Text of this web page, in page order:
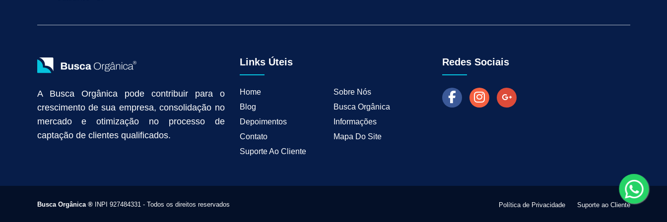
Anunciar na Internet
Captar Clientes Criação de Site para Indústria Marketing de Busca Industrial Marketing Industrial B2B Marketing para Empresas
Como Fazer Industria Vender Mais
A Busca Orgânica pode contribuir para o
crescimento de sua empresa, consolidação no
mercado e otimização no processo de
captação de clientes qualificados.
Links Úteis
Home
Sobre Nós
Blog
Busca Orgânica
Depoimentos
Informações
Contato
Mapa Do Site
Suporte Ao Cliente
Redes Sociais
Busca Orgânica ®INPI 927484331 - Todos os direitos reservados Política de Privacidade Suporte ao Cliente